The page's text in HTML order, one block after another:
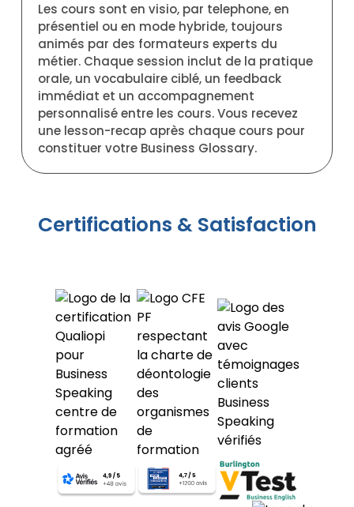
Les cours sont en visio, par telephone, en
présentiel ou en mode hybride, toujours
animés par des formateurs experts du
métier. Chaque session inclut de la pratique
orale, un vocabulaire ciblé, un feedback
immédiat et un accompagnement
personnalisé entre les cours. Vous recevez
une lesson-recap après chaque cours pour
constituer votre Business Glossary.
Certifications & Satisfaction